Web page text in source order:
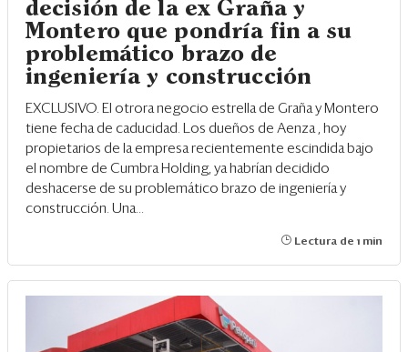
decisión de la ex Graña y
Montero que pondría fin a su
problemático brazo de
ingeniería y construcción
EXCLUSIVO. El otrora negocio estrella de Graña y Montero
tiene fecha de caducidad. Los dueños de Aenza
, hoy
propietarios de la empresa recientemente escindida bajo
el nombre de Cumbra Holding, ya habrían decidido
deshacerse de su problemático brazo de ingeniería y
construcción. Una...
Lectura de 1 min